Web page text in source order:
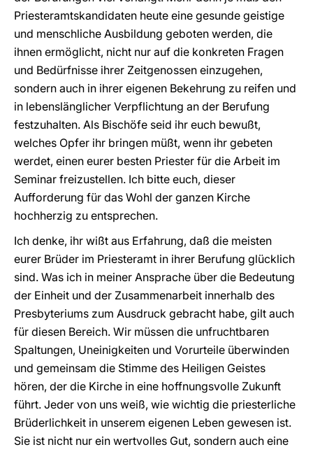
Priesteramtskandidaten heute eine gesunde geistige
und menschliche Ausbildung geboten werden, die
ihnen ermöglicht, nicht nur auf die konkreten Fragen
und Bedürfnisse ihrer Zeitgenossen einzugehen,
sondern auch in ihrer eigenen Bekehrung zu reifen und
in lebenslänglicher Verpflichtung an der Berufung
festzuhalten. Als Bischöfe seid ihr euch bewußt,
welches Opfer ihr bringen müßt, wenn ihr gebeten
werdet, einen eurer besten Priester für die Arbeit im
Seminar freizustellen. Ich bitte euch, dieser
Aufforderung für das Wohl der ganzen Kirche
hochherzig zu entsprechen.
Ich denke, ihr wißt aus Erfahrung, daß die meisten
eurer Brüder im Priesteramt in ihrer Berufung glücklich
sind. Was ich in meiner Ansprache über die Bedeutung
der Einheit und der Zusammenarbeit innerhalb des
Presbyteriums zum Ausdruck gebracht habe, gilt auch
für diesen Bereich. Wir müssen die unfruchtbaren
Spaltungen, Uneinigkeiten und Vorurteile überwinden
und gemeinsam die Stimme des Heiligen Geistes
hören, der die Kirche in eine hoffnungsvolle Zukunft
führt. Jeder von uns weiß, wie wichtig die priesterliche
Brüderlichkeit in unserem eigenen Leben gewesen ist.
Sie ist nicht nur ein wertvolles Gut, sondern auch eine